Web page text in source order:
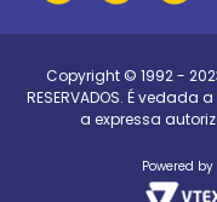
Copyright © 1992 -
RESERVADOS. É
a expressa
Powered by